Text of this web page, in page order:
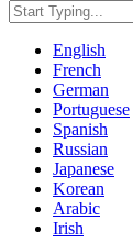
English
French
German
Portuguese
Spanish
Russian
Japanese
Korean
Arabic
Irish